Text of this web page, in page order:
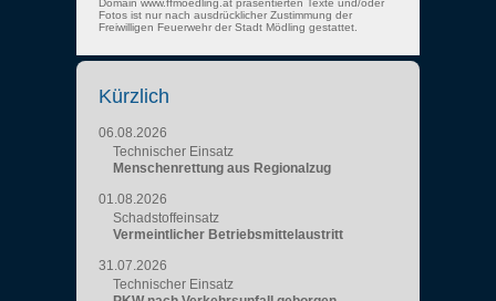
Domain www.ffmoedling.at präsentierten Texte und/oder
Fotos ist nur nach ausdrücklicher Zustimmung der
Freiwilligen Feuerwehr der Stadt Mödling gestattet.
Kürzlich
06.08.2026
Technischer Einsatz
Menschenrettung aus Regionalzug
01.08.2026
Schadstoffeinsatz
Vermeintlicher Betriebsmittelaustritt
31.07.2026
Technischer Einsatz